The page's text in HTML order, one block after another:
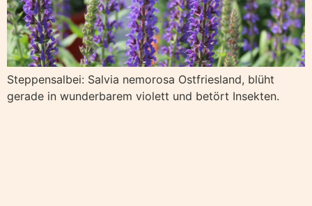
Steppensalbei: Salvia nemorosa Ostfriesland, blüht
gerade in wunderbarem violett und betört Insekten.